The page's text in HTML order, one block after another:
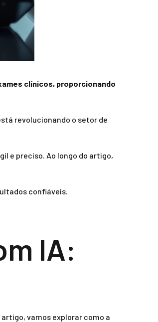
clínicos, proporcionando
revolucionando o setor de
e preciso. Ao longo do artigo,
confiáveis.
IA:
vamos explorar como a